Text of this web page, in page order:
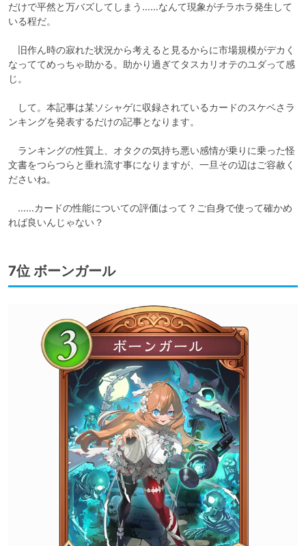
だけで平然と万バズしてしまう……なんて現象がチラホラ発生して
いる程だ。
旧作ん時の寂れた状況から考えると見るからに市場規模がデカく
なっててめっちゃ助かる。助かり過ぎてタスカリオテのユダって感
じ。
して。本記事は某ソシャゲに収録されているカードのスケベさラ
ンキングを発表するだけの記事となります。
ランキングの性質上、オタクの気持ち悪い感情が乗りに乗った怪
文書をつらつらと垂れ流す事になりますが、一旦その辺はご容赦く
ださいね。
……カードの性能についての評価はって？ご自身で使って確かめ
れば良いんじゃない？
7位 ボーンガール